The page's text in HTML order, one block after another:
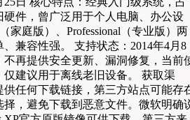
硬件，曾广泛用于个人电脑、办公设
家庭版）、Professional（专业版）两
兼容性强。 支持状态：2014年4月8
不再提供安全更新、漏洞修复，当前
仅建议用于离线老旧设备。 获取渠
任何下载链接，第三方站点可能存
，避免下载到恶意文件。微软明确